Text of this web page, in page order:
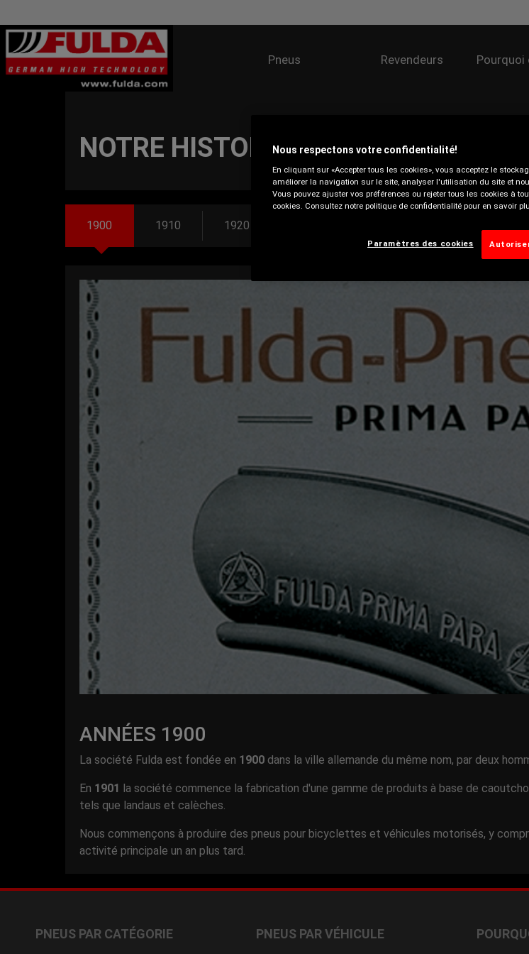
Pneus Revendeurs Pourquoi
NOTRE HISTORIQUE
1900 1910 1920
ANNÉES 1900
La société Fulda est fondée en 1900 dans la ville allemande du même nom, par deux
En 1901 la société commence la fabrication d'une gamme de produits à base de
tels que landaus et calèches.
Nous commençons à produire des pneus pour bicyclettes et véhicules motorisés, y
activité principale un an plus tard.
PNEUS PAR CATÉGORIE PNEUS PAR VÉHICULE
Nous respectons votre confidentialité!
En cliquant sur «Accepter tous les cookies», vous acceptez le
améliorer la navigation sur le site, analyser l'utilisation du site et
Vous pouvez ajuster vos préférences ou rejeter tous les cookies à
cookies. Consultez notre politique de confidentialité pour en savoir
Paramètres des cookies